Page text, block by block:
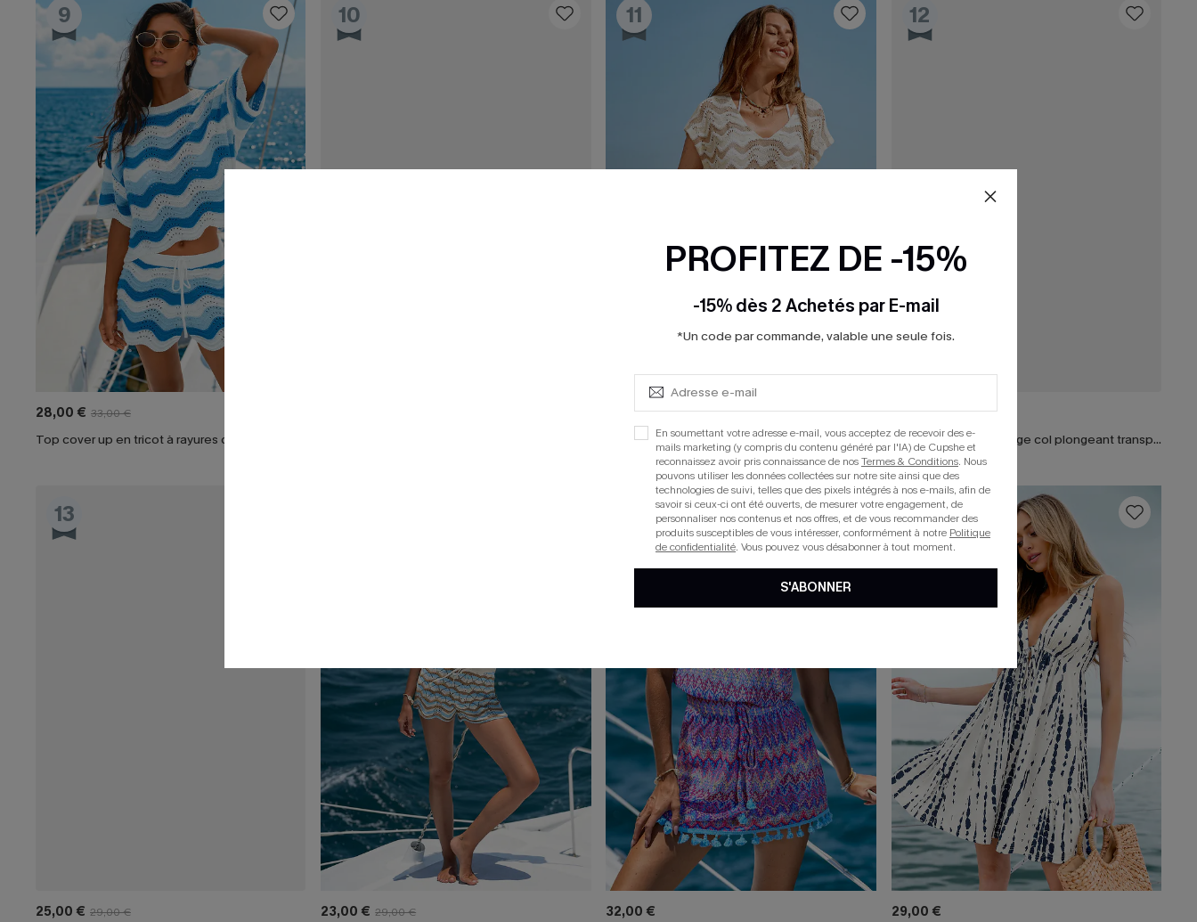
9
28,00 € 33,00 €
Top cover up en tricot à rayures col rond
10 11
26,00 € 32,00 €
Robe cover up courte à chevrons beige en tricot
12
29,00 € 32,00 €
x Camille Robe de plage col plongeant transparente
13
25,00 € 29,00 € 23,00 € 29,00 €
32,00 €
16
29,00 €
PROFITEZ DE -15%
-15% dès 2 Achetés par E-mail
*Un code par commande, valable une seule fois.
En soumettant votre adresse e-mail, vous acceptez de recevoir des e-
mails marketing (y compris du contenu généré par l'IA) de Cupshe et
reconnaissez avoir pris connaissance de nosTermes & Conditions. Nous
pouvons utiliser les données collectées sur notre site ainsi que des
technologies de suivi, telles que des pixels intégrés à nos e-mails, afin de
savoir si ceux-ci ont été ouverts, de mesurer votre engagement, de
personnaliser nos contenus et nos offres, et de vous recommander des
produits susceptibles de vous intéresser, conformément à notre Politique
de confidentialité. Vous pouvez vous désabonner à tout moment.
S'ABONNER